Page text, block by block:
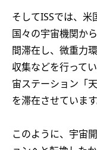
そしてISSでは、
国々の宇宙機関か
間滞在し、微重力
収集などを行って
宙ステーション「
を滞在させています
このように、宇宙